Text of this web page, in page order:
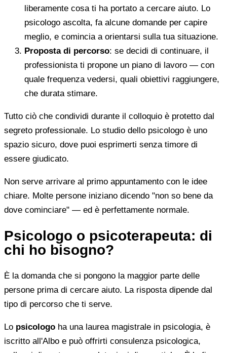
liberamente cosa ti ha portato a cercare aiuto. Lo
psicologo ascolta, fa alcune domande per capire
meglio, e comincia a orientarsi sulla tua situazione.
Proposta di percorso: se decidi di continuare, il
professionista ti propone un piano di lavoro — con
quale frequenza vedersi, quali obiettivi raggiungere,
che durata stimare.
Tutto ciò che condividi durante il colloquio è protetto dal
segreto professionale. Lo studio dello psicologo è uno
spazio sicuro, dove puoi esprimerti senza timore di
essere giudicato.
Non serve arrivare al primo appuntamento con le idee
chiare. Molte persone iniziano dicendo "non so bene da
dove cominciare" — ed è perfettamente normale.
Psicologo o psicoterapeuta: di
chi ho bisogno?
È la domanda che si pongono la maggior parte delle
persone prima di cercare aiuto. La risposta dipende dal
tipo di percorso che ti serve.
Lo psicologo ha una laurea magistrale in psicologia, è
iscritto all'Albo e può offrirti consulenza psicologica,